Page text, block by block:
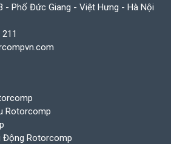
- Phố Đức Giang - Việt Hưng - Hà Nội
Rotorcomp
Động Rotorcomp